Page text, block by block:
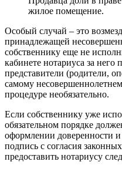
жилое помещение.
Особый случай – это
принадлежащей
собственнику еще не
кабинете нотариуса за
представители (родители,
самому
процедуре необязательно.
Если собственнику уже
обязательном порядке
оформлении доверенности
подпись с согласия
предоставить нотариусу